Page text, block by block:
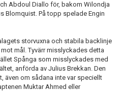
Abdoul Diallo för, bakom Wilondja
Blomquist. På topp spelade Engin
storvuxna och stabila backlinje
mål. Tyvärr misslyckades detta
Spånga som misslyckades med
anförda av Julius Brekkan. Den
även om sådana inte var speciellt
Muktar Ahmed eller